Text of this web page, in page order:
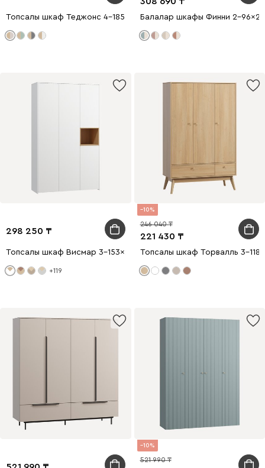
Топсалы шкаф Теджонс 4-185x224 Ромб Латте
Балалар шкафы Финни 2-
298 250
Топсалы шкаф Висмар 3-153x240 Белый
+119
10
221 430
246 040
Топсалы шкаф Торвалль 3-
10
521 990